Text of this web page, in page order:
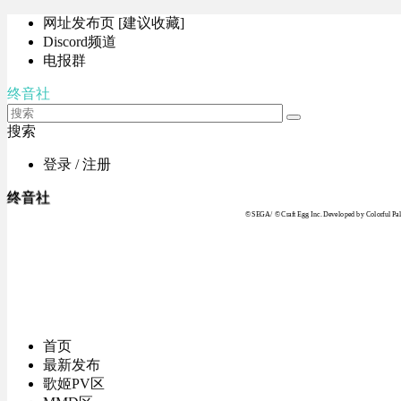
网址发布页 [建议收藏]
Discord频道
电报群
终音社
搜索
登录 / 注册
终音社
© SEGA / © Craft Egg Inc. Developed by Colorful
首页
最新发布
歌姬PV区